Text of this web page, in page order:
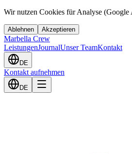
Wir nutzen Cookies für Analyse
Ablehnen Akzeptieren
Marbella Crew
LeistungenJournalUnser TeamKontakt
DE
Kontakt aufnehmen
DE